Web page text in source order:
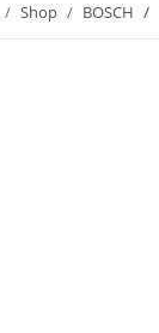
Shop BOSCH